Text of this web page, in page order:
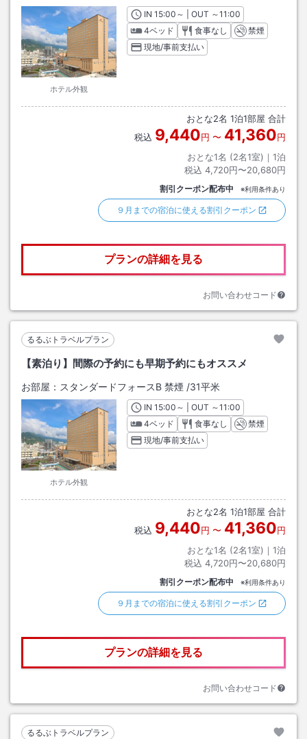
ホテル外観
INチェックイン
15:00 ～ | OUT チェックアウト
～11:00
4ベッド
食事なし
禁煙
現地/事前支払い
おとな2名 1泊1部屋 合計
税込 9,440円 〜 41,360円
おとな1名 (2名1室)｜ 1泊
税込 4,720円〜20,680円
割引クーポン配布中 ※利用条件あり
９月までの宿泊に使える割引クーポン
プランの詳細を見る
お問い合わせコード
るるぶトラベルプラン
【素泊り】間際の予約にも早期予約にもオススメ
お部屋： スタンダードフォースB 禁煙 /31平米
ホテル外観
INチェックイン
15:00 ～ | OUT チェックアウト
～11:00
4ベッド
食事なし
禁煙
現地/事前支払い
おとな2名 1泊1部屋 合計
税込 9,440円 〜 41,360円
おとな1名 (2名1室)｜ 1泊
税込 4,720円〜20,680円
割引クーポン配布中 ※利用条件あり
９月までの宿泊に使える割引クーポン
プランの詳細を見る
お問い合わせコード
るるぶトラベルプラン